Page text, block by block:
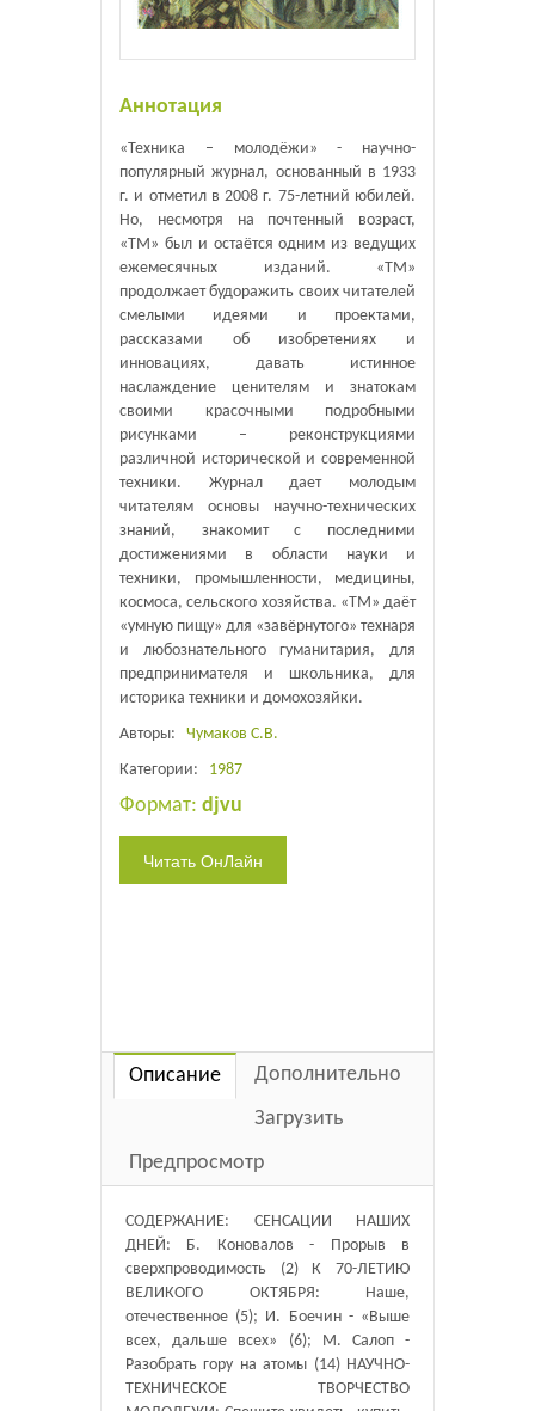
Аннотация
«Техника – молодёжи» - научно-
популярный журнал, основанный в 1933
г. и отметил в 2008 г. 75-летний юбилей.
Но, несмотря на почтенный возраст,
«ТМ» был и остаётся одним из ведущих
ежемесячных изданий. «ТМ»
продолжает будоражить своих читателей
смелыми идеями и проектами,
рассказами об изобретениях и
инновациях, давать истинное
наслаждение ценителям и знатокам
своими красочными подробными
рисунками – реконструкциями
различной исторической и современной
техники. Журнал дает молодым
читателям основы научно-технических
знаний, знакомит с последними
достижениями в области науки и
техники, промышленности, медицины,
космоса, сельского хозяйства. «ТМ» даёт
«умную пищу» для «завёрнутого» технаря
и любознательного гуманитария, для
предпринимателя и школьника, для
историка техники и домохозяйки.
Авторы: Чумаков С.В.
Категории: 1987
Формат: djvu
Описание
Дополнительно
Загрузить
Предпросмотр
СОДЕРЖАНИЕ: СЕНСАЦИИ НАШИХ
ДНЕЙ: Б. Коновалов - Прорыв в
сверхпроводимость (2) К 70-ЛЕТИЮ
ВЕЛИКОГО ОКТЯБРЯ: Наше,
отечественное (5); И. Боечин - «Выше
всех, дальше всех» (6); М. Салоп -
Разобрать гору на атомы (14) НАУЧНО-
ТЕХНИЧЕСКОЕ ТВОРЧЕСТВО